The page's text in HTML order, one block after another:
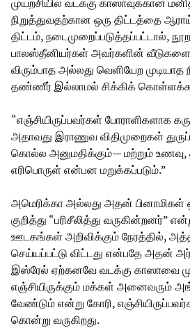
நிறுத்துவதற்கான ஒரு திட்டத்தை
திட்டம், நடைமுறைப்படுத்தப்பட்டால்,
பாலஸ்தீனியர்கள் அவர்களின் வீடுகளை
விரும்பாத அல்லது வெளியேற
தண்ணீர் இல்லாமல் சிக்கிக்
“எஞ்சியிருப்பவர்கள் போராளிகளாக
அதாவது இராணுவ விதிமுறைகள்
கொல்ல அனுமதிக்கும்— மற்றும்
எரிபொருள் என்பன மறுக்கப்படும்.”
அமெரிக்கா அல்லது அதன் பினாமிகள்
குறித்து “பரிசீலித்து வருகின்றனர்”
ஊடகங்கள் அறிவிக்கும் நேரத்தில்,
செய்யப்பட்டு விட்டது என்பதே அதன்
இஸ்ரேல் ஏற்கனவே வடக்கு காஸாவை
எஞ்சியிருக்கும் மக்கள் அனைவரும்
வேண்டும் என்று கோரி,
கொன்று வருகிறது.